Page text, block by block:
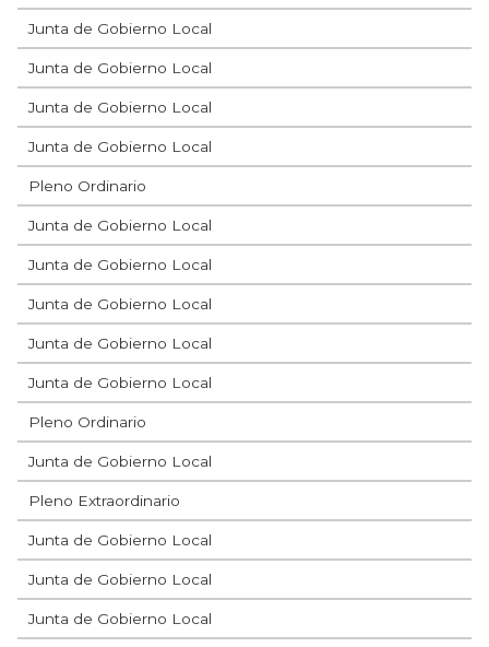
Junta de Gobierno Local
Junta de Gobierno Local
Junta de Gobierno Local
Junta de Gobierno Local
Pleno Ordinario
Junta de Gobierno Local
Junta de Gobierno Local
Junta de Gobierno Local
Junta de Gobierno Local
Junta de Gobierno Local
Pleno Ordinario
Junta de Gobierno Local
Pleno Extraordinario
Junta de Gobierno Local
Junta de Gobierno Local
Junta de Gobierno Local